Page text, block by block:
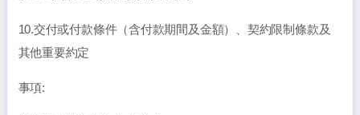
10.交付或付款條件（含付款期間及金額）、契約限制條款及
其他重要約定
事項: